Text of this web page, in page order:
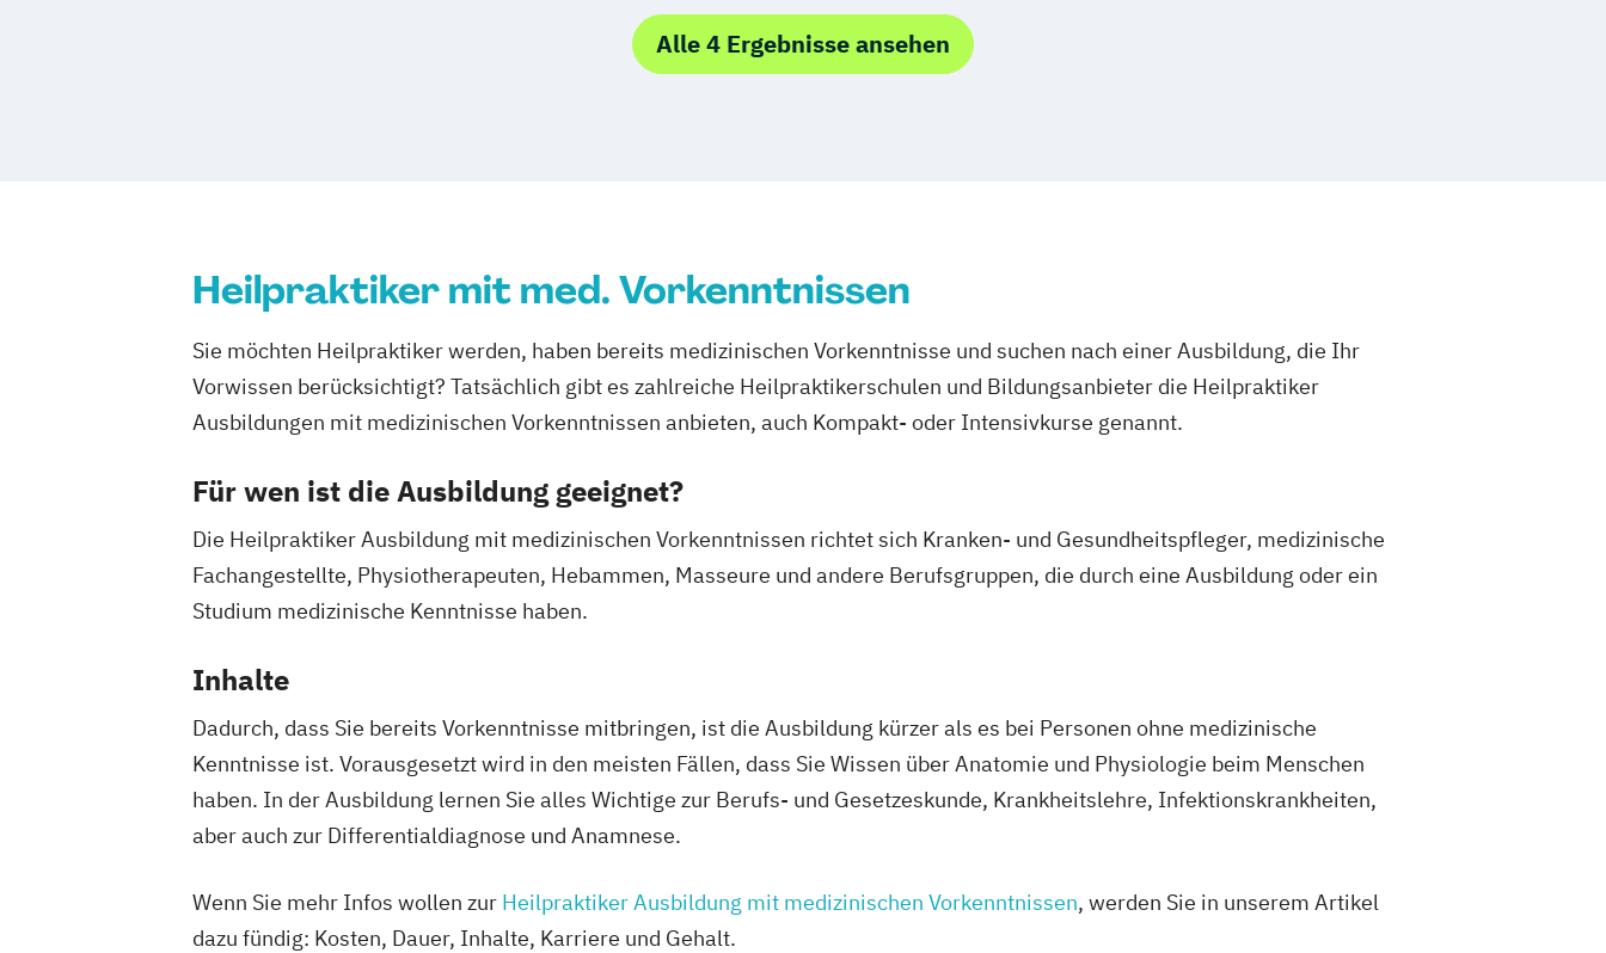
Alle 4 Ergebnisse ansehen
Heilpraktiker mit med. Vorkenntnissen
Sie möchten Heilpraktiker werden, haben bereits medizinischen Vorkenntnisse und suchen nach einer Ausbildung, die Ihr
Vorwissen berücksichtigt? Tatsächlich gibt es zahlreiche Heilpraktikerschulen und Bildungsanbieter die Heilpraktiker
Ausbildungen mit medizinischen Vorkenntnissen anbieten, auch Kompakt- oder Intensivkurse genannt.
Für wen ist die Ausbildung geeignet?
Die Heilpraktiker Ausbildung mit medizinischen Vorkenntnissen richtet sich Kranken- und Gesundheitspfleger, medizinische
Fachangestellte, Physiotherapeuten, Hebammen, Masseure und andere Berufsgruppen, die durch eine Ausbildung oder ein
Studium medizinische Kenntnisse haben.
Inhalte
Dadurch, dass Sie bereits Vorkenntnisse mitbringen, ist die Ausbildung kürzer als es bei Personen ohne medizinische
Kenntnisse ist. Vorausgesetzt wird in den meisten Fällen, dass Sie Wissen über Anatomie und Physiologie beim Menschen
haben. In der Ausbildung lernen Sie alles Wichtige zur Berufs- und Gesetzeskunde, Krankheitslehre, Infektionskrankheiten,
aber auch zur Differentialdiagnose und Anamnese.
Wenn Sie mehr Infos wollen zur Heilpraktiker Ausbildung mit medizinischen Vorkenntnissen, werden Sie in unserem Artikel
dazu fündig: Kosten, Dauer, Inhalte, Karriere und Gehalt.